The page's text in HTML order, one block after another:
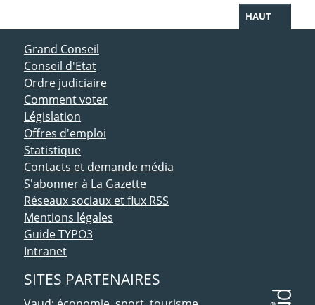
HAUT
ACCÈS DIRECT
Grand Conseil
Conseil d'Etat
Ordre judiciaire
Comment voter
Législation
Offres d'emploi
Statistique
Contacts et demande média
S'abonner à La Gazette
Réseaux sociaux et flux RSS
Mentions légales
Guide TYPO3
Intranet
SITES PARTENAIRES